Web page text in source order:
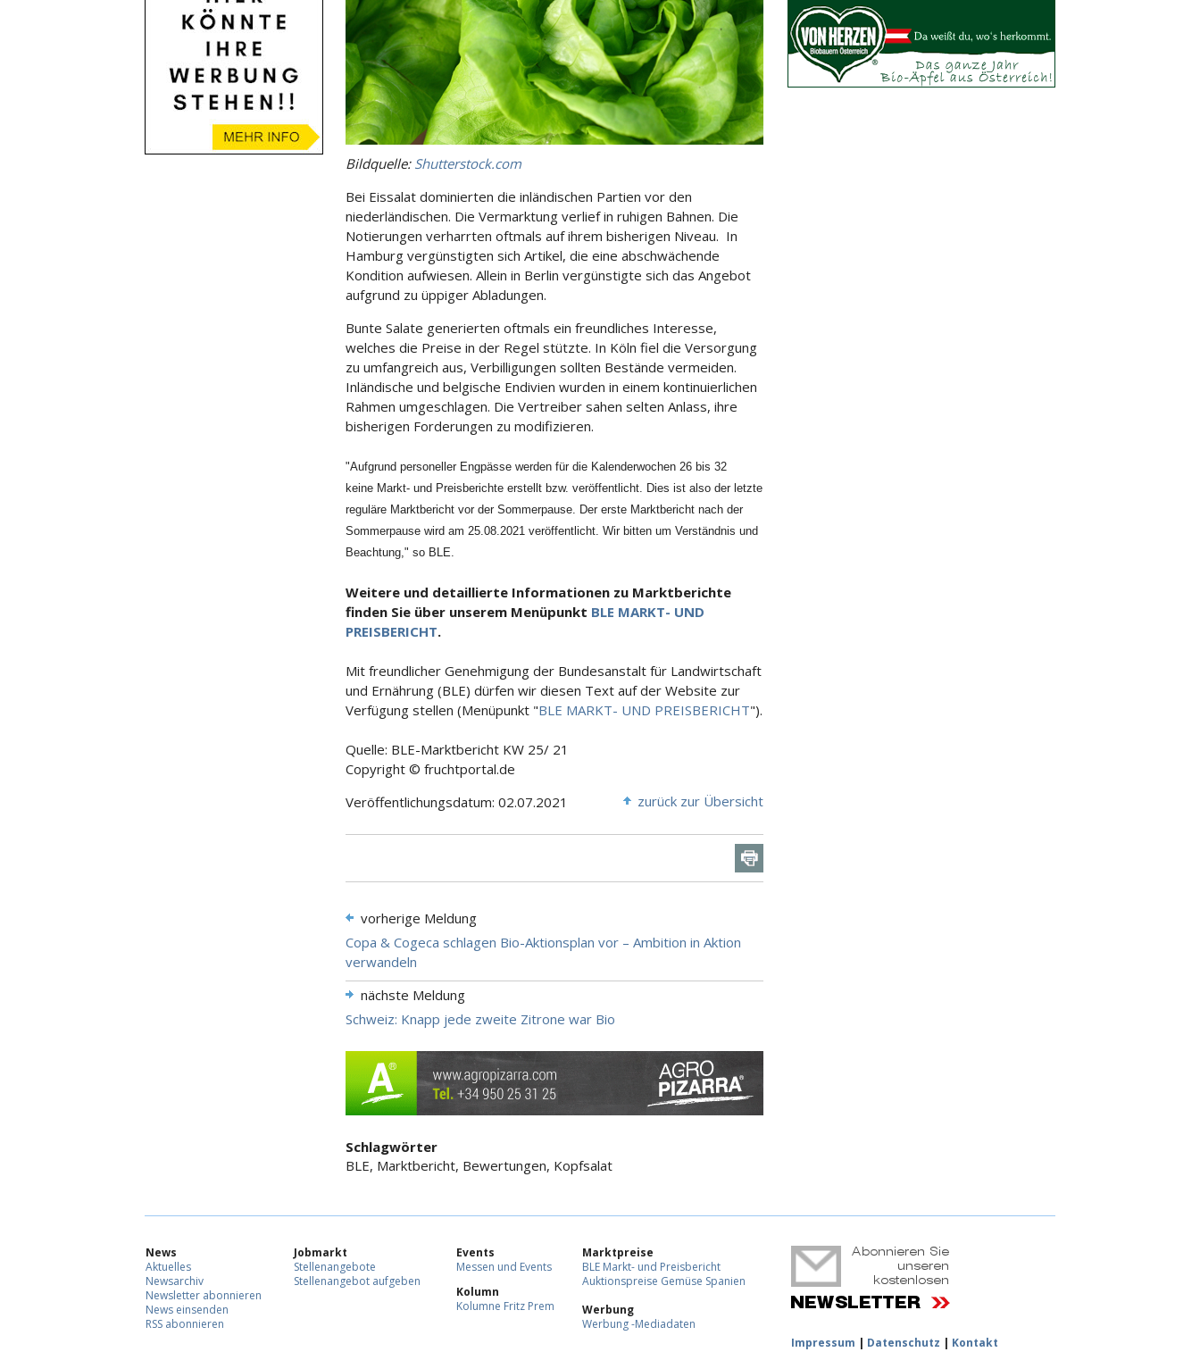
Bildquelle: Shutterstock.com
Bei Eissalat dominierten die inländischen Partien vor den
niederländischen. Die Vermarktung verlief in ruhigen Bahnen. Die
Notierungen verharrten oftmals auf ihrem bisherigen Niveau. In
Hamburg vergünstigten sich Artikel, die eine abschwächende
Kondition aufwiesen. Allein in Berlin vergünstigte sich das Angebot
aufgrund zu üppiger Abladungen.
Bunte Salate generierten oftmals ein freundliches Interesse,
welches die Preise in der Regel stützte. In Köln fiel die Versorgung
zu umfangreich aus, Verbilligungen sollten Bestände vermeiden.
Inländische und belgische Endivien wurden in einem kontinuierlichen
Rahmen umgeschlagen. Die Vertreiber sahen selten Anlass, ihre
bisherigen Forderungen zu modifizieren.
"Aufgrund personeller Engpässe werden für die Kalenderwochen 26 bis 32
keine Markt- und Preisberichte erstellt bzw. veröffentlicht. Dies ist also der letzte
reguläre Marktbericht vor der Sommerpause. Der erste Marktbericht nach der
Sommerpause wird am 25.08.2021 veröffentlicht. Wir bitten um Verständnis und
Beachtung," so BLE.
Weitere und detaillierte Informationen zu Marktberichte
finden Sie über unserem Menüpunkt BLE MARKT- UND
PREISBERICHT.
Mit freundlicher Genehmigung der Bundesanstalt für Landwirtschaft
und Ernährung (BLE) dürfen wir diesen Text auf der Website zur
Verfügung stellen (Menüpunkt "BLE MARKT- UND PREISBERICHT").
Quelle: BLE-Marktbericht KW 25/ 21
Copyright © fruchtportal.de
Veröffentlichungsdatum: 02.07.2021
zurück zur Übersicht
vorherige Meldung
Copa & Cogeca schlagen Bio-Aktionsplan vor – Ambition in Aktion
verwandeln
nächste Meldung
Schweiz: Knapp jede zweite Zitrone war Bio
Schlagwörter
BLE, Marktbericht, Bewertungen, Kopfsalat
News
Aktuelles
Newsarchiv
Newsletter abonnieren
News einsenden
RSS abonnieren
Jobmarkt
Stellenangebote
Stellenangebot aufgeben
Events
Messen und Events
Kolumn
Kolumne Fritz Prem
Marktpreise
BLE Markt- und Preisbericht
Auktionspreise Gemüse Spanien
Werbung
Werbung -Mediadaten
Impressum | Datenschutz | Kontakt